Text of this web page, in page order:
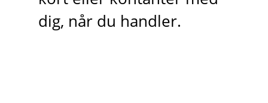
dig, når du handler.